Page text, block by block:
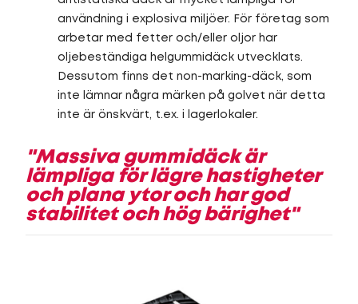
Massiva gummidäck är
lämpliga för lägre hastigheter
och plana ytor och har god
stabilitet och hög bärighet
användning i explosiva miljöer. För företag som
arbetar med fetter och/eller oljor har
oljebeständiga helgummidäck utvecklats.
Dessutom finns det non-marking-däck, som
inte lämnar några märken på golvet när detta
inte är önskvärt, t.ex. i lagerlokaler.